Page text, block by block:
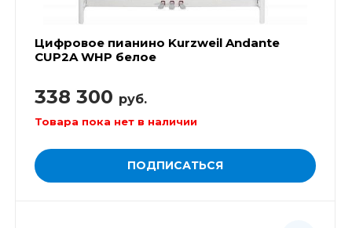
Цифровое пианино Kurzweil Andante
CUP2A WHP белое
338 300 руб.
Товара пока нет в наличии
ПОДПИСАТЬСЯ